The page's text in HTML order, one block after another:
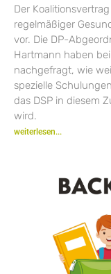
Der
regelmäßiger
vor. Die DP-
Hartmann haben
nachgefragt, wie
spezielle
das DSP in diesem
wird.
weiterlesen...